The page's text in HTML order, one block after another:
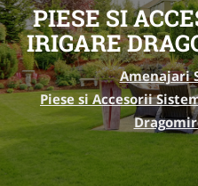
PIESE SI
IRIGARE
Amenajari
Piese si Accesorii